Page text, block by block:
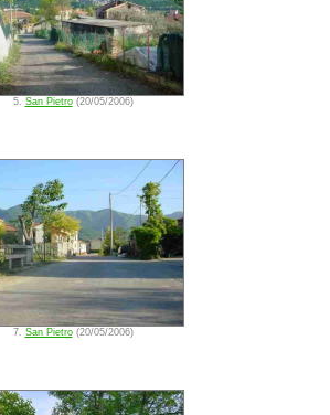
5. San Pietro(20/05/2006)
7. San Pietro(20/05/2006)